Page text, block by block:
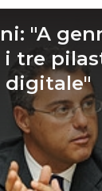
"A
tre
digitale"